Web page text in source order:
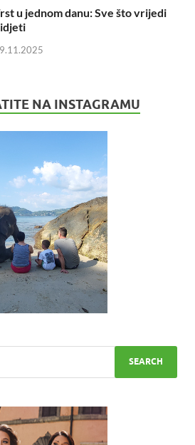
u jednom danu: Sve što vrijedi
NA INSTAGRAMU